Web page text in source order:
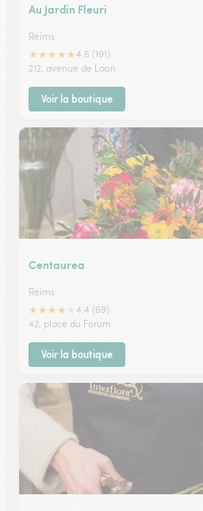
Au Jardin Fleuri
Reims
★★★★★4.6 (191)
212, avenue de Laon
Voir la boutique
Centaurea
Reims
★★★★
4.4 (69)
42, place du Forum
Voir la boutique